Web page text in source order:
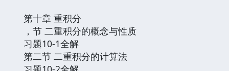
第十章 重积分
，节 二重积分的概念与性质
习题10-1全解
第二节 二重积分的计算法